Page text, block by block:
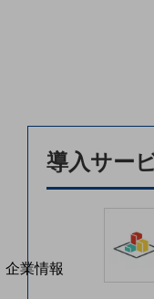
サービス・商品を探す
新規会員登録/ログインは
100回線以上のお問い合
別ウィンドウで開きます
企業情報
導入サー